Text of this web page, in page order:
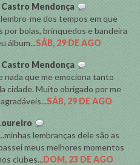
Mendonça
me dos tempos em que
bolas, brinquedos e bandeira
álbum...SÁB, 29 DE AGO
Mendonça
nada que me emociona tanto
cidade. Muito obrigado por me
SÁB, 29 DE AGO
lembranças dele são as
meus melhores momentos
clubes...DOM, 23 DE AGO